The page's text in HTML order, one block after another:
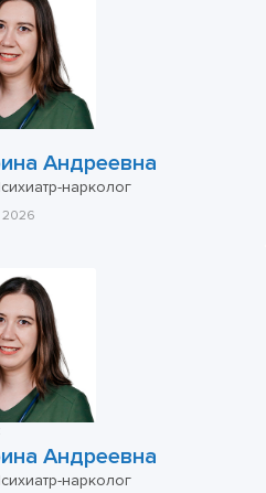
Андреевна
нарколог
2026
Андреевна
нарколог